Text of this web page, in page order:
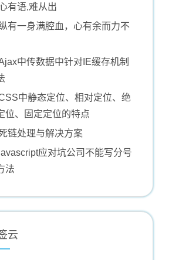
有语,难从出
有一身满腔血，心有余而力不
中传数据中针对IE缓存机制
中静态定位、相对定位、绝
位、固定定位的特点
链处理与解决方案
应对坑公司不能写分号
法
云